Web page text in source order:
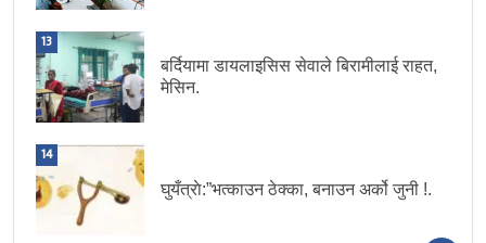
13
बर्दियामा डायलाइसिस सेवाले बिरामीलाई राहत,
मेसिन.
14
घुयँत्राे:”भत्काउन ठेक्का, बनाउन अर्को जुनी !.